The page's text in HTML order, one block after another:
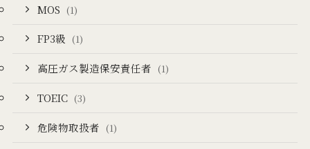
MOS (1)
FP3級 (1)
高圧ガス製造保安責任者 (1)
TOEIC (3)
危険物取扱者 (1)